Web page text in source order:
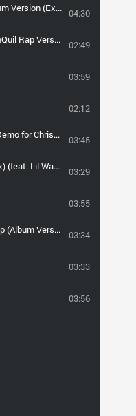
Bed Rest (Album Version (Explicit)) (Album Version (Explicit)) 04:30
Bed Rest (SiahQuil Rap Version)
02:49
03:59
02:12
Imma Cheat (Demo for Christina Milian)
03:45
So Good (remix) (feat. Lil Wayne)
03:29
03:55
Drink In My Cup (Album Version (Explicit)) (Album Version (Explicit))
03:34
03:33
03:56